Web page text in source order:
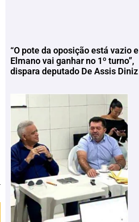
“O pote da oposição está vazio e
Elmano vai ganhar no 1º turno”,
dispara deputado De Assis Diniz